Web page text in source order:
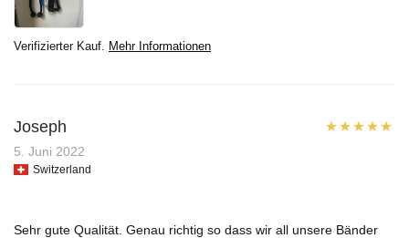
Verifizierter Kauf. Mehr Informationen
Joseph
5. Juni 2022
Switzerland
Sehr gute Qualität. Genau richtig so dass wir all unsere Bänder